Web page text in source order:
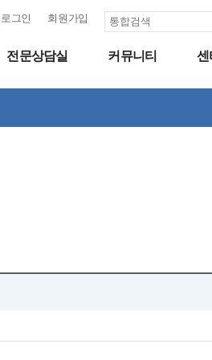
로그인 회원가입
전문상담실 커뮤니티 센